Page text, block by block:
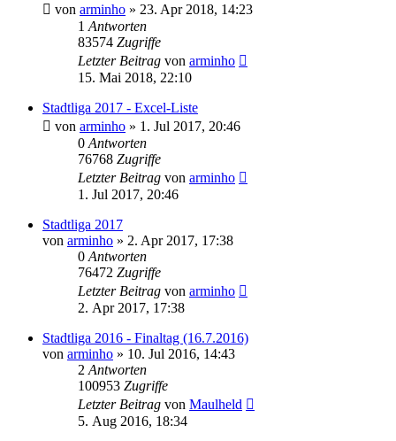
von arminho » 23. Apr 2018, 14:23
1 Antworten
83574 Zugriffe
Letzter Beitrag von arminho
15. Mai 2018, 22:10
Stadtliga 2017 - Excel-Liste
von arminho » 1. Jul 2017, 20:46
0 Antworten
76768 Zugriffe
Letzter Beitrag von arminho
1. Jul 2017, 20:46
Stadtliga 2017
von arminho » 2. Apr 2017, 17:38
0 Antworten
76472 Zugriffe
Letzter Beitrag von arminho
2. Apr 2017, 17:38
Stadtliga 2016 - Finaltag (16.7.2016)
von arminho » 10. Jul 2016, 14:43
2 Antworten
100953 Zugriffe
Letzter Beitrag von Maulheld
5. Aug 2016, 18:34